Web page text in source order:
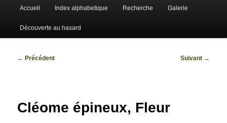
Accueil Index alphabetique Recherche Galerie
Découverte au hasard
Navigation
← Précédent Suivant →
Cléome épineux, Fleur